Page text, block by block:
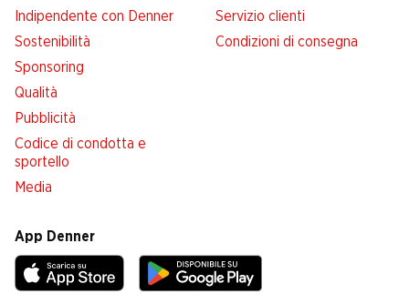
Indipendente con Denner
Sostenibilità
Sponsoring
Qualità
Pubblicità
Codice di condotta e
sportello
Media
Servizio clienti
Condizioni di consegna
App Denner